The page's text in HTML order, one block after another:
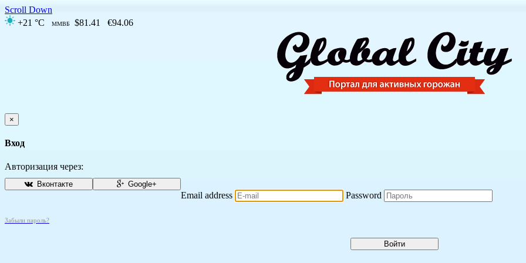
Scroll Down
+21 °C
ММВБ $81.41 €94.06
×
Вход
Авторизация через:
Вконтакте Google+
Email address Password
Забыли пароль?
Войти